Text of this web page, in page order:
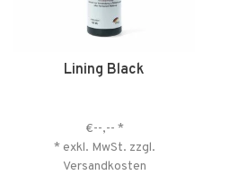
Lining Black
€--,-- *
* exkl. MwSt. zzgl.
Versandkosten